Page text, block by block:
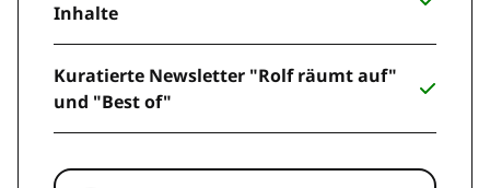
Inhalte
Kuratierte Newsletter "Rolf räumt auf"
und "Best of"